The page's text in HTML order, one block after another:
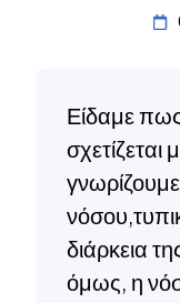
Είδαμε
διάρκεια
όμως, η